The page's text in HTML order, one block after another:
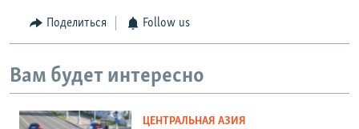
Поделиться Follow us
Вам будет интересно
ЦЕНТРАЛЬНАЯ АЗИЯ